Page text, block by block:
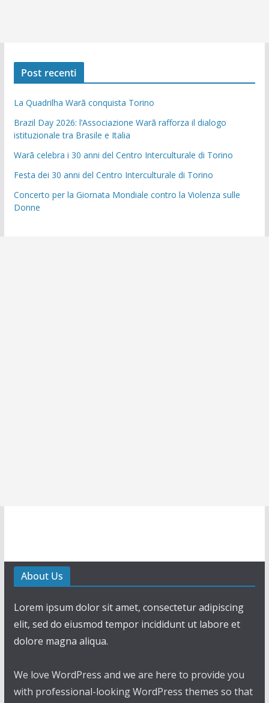
Post recenti
La Quadrilha Warã conquista Torino
Brazil Day 2026: l’Associazione Warã rafforza il dialogo
istituzionale tra Brasile e Italia
Warã celebra i 30 anni del Centro Interculturale di Torino
Festa dei 30 anni del Centro Interculturale di Torino
Concerto per la Giornata Mondiale contro la Violenza sulle
Donne
About Us
Lorem ipsum dolor sit amet, consectetur adipiscing
elit, sed do eiusmod tempor incididunt ut labore et
dolore magna aliqua.
We love WordPress and we are here to provide you
with professional-looking WordPress themes so that